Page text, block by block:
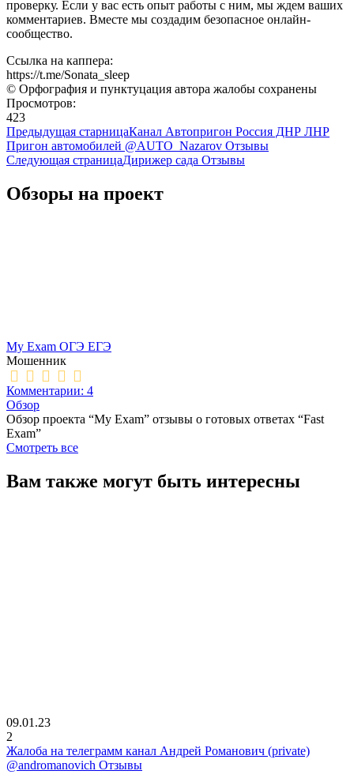
проверку. Если у вас есть опыт работы с ним, мы ждем ваших
комментариев. Вместе мы создадим безопасное онлайн-
сообщество.
Ссылка на каппера:
https://t.me/Sonata_sleep
© Орфография и пунктуцация автора жалобы сохранены
Просмотров:
423
Предыдущая старницаКанал Автопригон Россия ДНР ЛНР
Пригон автомобилей @AUTO_Nazarov Отзывы
Следующая страницаДирижер сада Отзывы
Обзоры на проект
My Exam ОГЭ ЕГЭ
Мошенник
Комментарии: 4
Обзор
Обзор проекта “My Exam” отзывы о готовых ответах “Fast
Exam”
Смотреть все
Вам также могут быть интересны
09.01.23
2
Жалоба на телеграмм канал Андрей Романович (private)
@andromanovich Отзывы